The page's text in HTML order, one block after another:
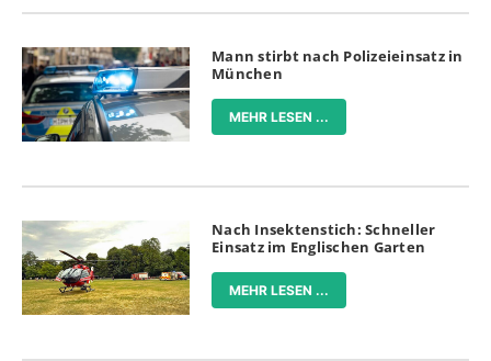
Mann stirbt nach Polizeieinsatz in
München
MEHR LESEN ...
Nach Insektenstich: Schneller
Einsatz im Englischen Garten
MEHR LESEN ...